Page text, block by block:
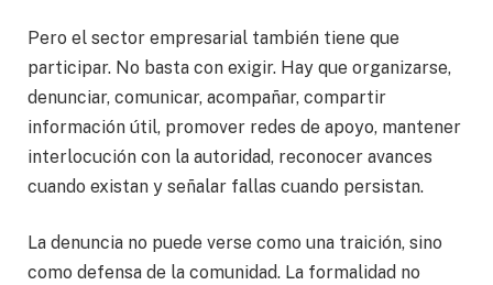
Pero el sector empresarial también tiene que
participar. No basta con exigir. Hay que organizarse,
denunciar, comunicar, acompañar, compartir
información útil, promover redes de apoyo, mantener
interlocución con la autoridad, reconocer avances
cuando existan y señalar fallas cuando persistan.
La denuncia no puede verse como una traición, sino
como defensa de la comunidad. La formalidad no